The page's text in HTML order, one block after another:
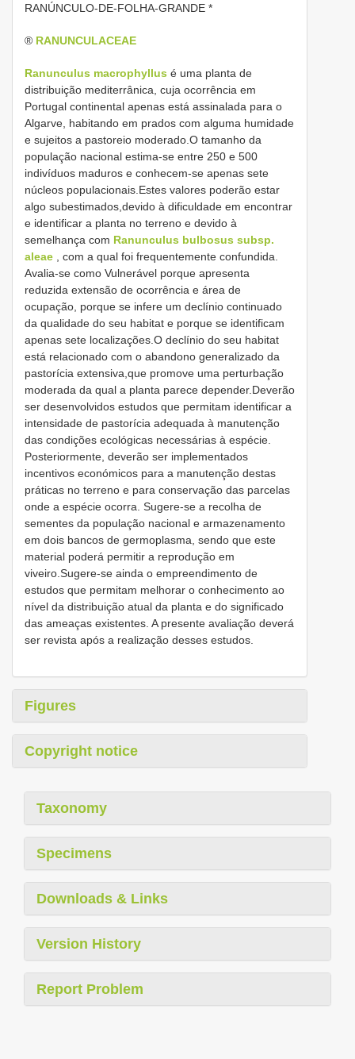
RANÚNCULO-DE-FOLHA-GRANDE *
® RANUNCULACEAE
Ranunculus macrophyllus é uma planta de
distribuição mediterrânica, cuja ocorrência em
Portugal continental apenas está assinalada para o
Algarve, habitando em prados com alguma humidade
e sujeitos a pastoreio moderado.O tamanho da
população nacional estima-se entre 250 e 500
indivíduos maduros e conhecem-se apenas sete
núcleos populacionais.Estes valores poderão estar
algo subestimados,devido à dificuldade em encontrar
e identificar a planta no terreno e devido à
semelhança com Ranunculus bulbosus subsp.
aleae , com a qual foi frequentemente confundida.
Avalia-se como Vulnerável porque apresenta
reduzida extensão de ocorrência e área de
ocupação, porque se infere um declínio continuado
da qualidade do seu habitat e porque se identificam
apenas sete localizações.O declínio do seu habitat
está relacionado com o abandono generalizado da
pastorícia extensiva,que promove uma perturbação
moderada da qual a planta parece depender.Deverão
ser desenvolvidos estudos que permitam identificar a
intensidade de pastorícia adequada à manutenção
das condições ecológicas necessárias à espécie.
Posteriormente, deverão ser implementados
incentivos económicos para a manutenção destas
práticas no terreno e para conservação das parcelas
onde a espécie ocorra. Sugere-se a recolha de
sementes da população nacional e armazenamento
em dois bancos de germoplasma, sendo que este
material poderá permitir a reprodução em
viveiro.Sugere-se ainda o empreendimento de
estudos que permitam melhorar o conhecimento ao
nível da distribuição atual da planta e do significado
das ameaças existentes. A presente avaliação deverá
ser revista após a realização desses estudos.
Figures
Copyright notice
Taxonomy
Specimens
Downloads & Links
Version History
Report Problem